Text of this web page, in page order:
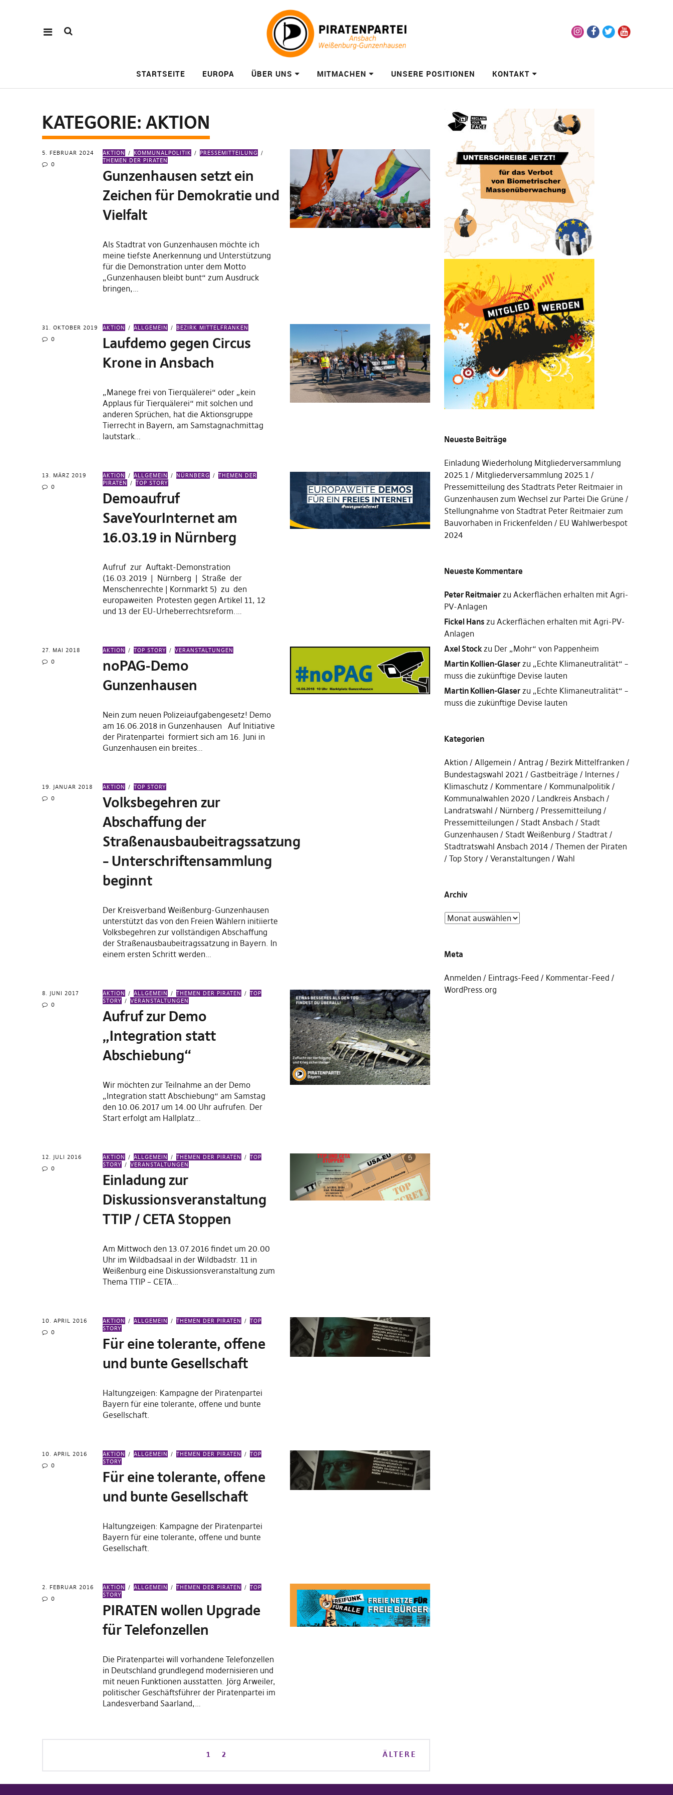
STARTSEITE EUROPA ÜBER UNS MITMACHEN UNSERE POSITIONEN KONTAKT
KATEGORIE: AKTION
5. FEBRUAR 2024
0
AKTION KOMMUNALPOLITIK
PRESSEMITTEILUNG
THEMEN DER PIRATEN
Gunzenhausen setzt ein
Zeichen für Demokratie und
Vielfalt
Als Stadtrat von Gunzenhausen möchte ich
meine tiefste Anerkennung und Unterstützung
für die Demonstration unter dem Motto
„Gunzenhausen bleibt bunt“ zum Ausdruck
bringen,…
31. OKTOBER 2019
0
AKTION ALLGEMEIN BEZIRK MITTELFRANKEN
Laufdemo gegen Circus
Krone in Ansbach
„Manege frei von Tierquälerei“ oder „kein
Applaus für Tierquälerei“ mit solchen und
anderen Sprüchen, hat die Aktionsgruppe
Tierrecht in Bayern, am Samstagnachmittag
lautstark…
13. MÄRZ 2019
0
AKTION ALLGEMEIN NÜRNBERG
THEMEN DER
PIRATEN
TOP STORY
Demoaufruf
SaveYourInternet am
16.03.19 in Nürnberg
Aufruf zur Auftakt-Demonstration
(16.03.2019 | Nürnberg | Straße der
Menschenrechte | Kornmarkt 5) zu den
europaweiten Protesten gegen Artikel 11, 12
und 13 der EU-Urheberrechtsreform.…
27. MAI 2018
0
AKTION TOP STORY VERANSTALTUNGEN
noPAG-Demo
Gunzenhausen
Nein zum neuen Polizeiaufgabengesetz! Demo
am 16.06.2018 in Gunzenhausen Auf Initiative
der Piratenpartei formiert sich am 16. Juni in
Gunzenhausen ein breites…
19. JANUAR 2018
0
AKTION TOP STORY
Volksbegehren zur
Abschaffung der
Straßenausbaubeitragssatzung
– Unterschriftensammlung
beginnt
Der Kreisverband Weißenburg-Gunzenhausen
unterstützt das von den Freien Wählern initiierte
Volksbegehren zur vollständigen Abschaffung
der Straßenausbaubeitragssatzung in Bayern. In
einem ersten Schritt werden…
8. JUNI 2017
0
AKTION ALLGEMEIN THEMEN DER PIRATEN
TOP
STORY
VERANSTALTUNGEN
Aufruf zur Demo
„Integration statt
Abschiebung“
Wir möchten zur Teilnahme an der Demo
„Integration statt Abschiebung“ am Samstag
den 10.06.2017 um 14.00 Uhr aufrufen. Der
Start erfolgt am Hallplatz…
12. JULI 2016
0
AKTION ALLGEMEIN THEMEN DER PIRATEN
TOP
STORY
VERANSTALTUNGEN
Einladung zur
Diskussionsveranstaltung
TTIP / CETA Stoppen
Am Mittwoch den 13.07.2016 findet um 20.00
Uhr im Wildbadsaal in der Wildbadstr. 11 in
Weißenburg eine Diskussionsveranstaltung zum
Thema TTIP – CETA…
10. APRIL 2016
0
AKTION ALLGEMEIN THEMEN DER PIRATEN
TOP
STORY
Für eine tolerante, offene
und bunte Gesellschaft
Haltungzeigen: Kampagne der Piratenpartei
Bayern für eine tolerante, offene und bunte
Gesellschaft.
10. APRIL 2016
0
AKTION ALLGEMEIN THEMEN DER PIRATEN
TOP
STORY
Für eine tolerante, offene
und bunte Gesellschaft
Haltungzeigen: Kampagne der Piratenpartei
Bayern für eine tolerante, offene und bunte
Gesellschaft.
2. FEBRUAR 2016
0
AKTION ALLGEMEIN THEMEN DER PIRATEN
TOP
STORY
PIRATEN wollen Upgrade
für Telefonzellen
Die Piratenpartei will vorhandene Telefonzellen
in Deutschland grundlegend modernisieren und
mit neuen Funktionen ausstatten. Jörg Arweiler,
politischer Geschäftsführer der Piratenpartei im
Landesverband Saarland,…
1 2 ÄLTERE
Neueste Beiträge
Einladung Wiederholung Mitgliederversammlung
2025.1
Mitgliederversammlung 2025.1
Pressemitteilung des Stadtrats Peter Reitmaier in
Gunzenhausen zum Wechsel zur Partei Die Grüne
Stellungnahme von Stadtrat Peter Reitmaier zum
Bauvorhaben in Frickenfelden
EU Wahlwerbespot
2024
Neueste Kommentare
Peter Reitmaierzu Ackerflächen erhalten mit Agri-
PV-Anlagen
Fickel Hanszu Ackerflächen erhalten mit Agri-PV-
Anlagen
Axel Stockzu Der „Mohr“ von Pappenheim
Martin Kollien-Glaserzu „Echte Klimaneutralität“ –
muss die zukünftige Devise lauten
Martin Kollien-Glaserzu „Echte Klimaneutralität“ –
muss die zukünftige Devise lauten
Kategorien
Aktion Allgemein Antrag
Bezirk Mittelfranken
Bundestagswahl 2021
Gastbeiträge
Internes
Klimaschutz
Kommentare
Kommunalpolitik
Kommunalwahlen 2020
Landkreis Ansbach
Landratswahl
Nürnberg
Pressemitteilung
Pressemitteilungen
Stadt Ansbach
Stadt
Gunzenhausen
Stadt Weißenburg
Stadtrat
Stadtratswahl Ansbach 2014
Themen der Piraten
Top Story
Veranstaltungen Wahl
Archiv
Meta
Anmelden Eintrags-Feed
Kommentar-Feed
WordPress.org